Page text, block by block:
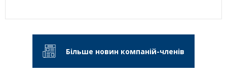
Більше новин компаній-членів